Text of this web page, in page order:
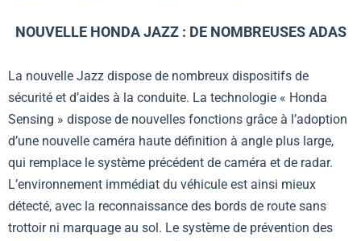
NOUVELLE HONDA JAZZ : DE NOMBREUSES ADAS
La nouvelle Jazz dispose de nombreux dispositifs de
sécurité et d’aides à la conduite. La technologie « Honda
Sensing » dispose de nouvelles fonctions grâce à l’adoption
d’une nouvelle caméra haute définition à angle plus large,
qui remplace le système précédent de caméra et de radar.
L’environnement immédiat du véhicule est ainsi mieux
détecté, avec la reconnaissance des bords de route sans
trottoir ni marquage au sol. Le système de prévention des